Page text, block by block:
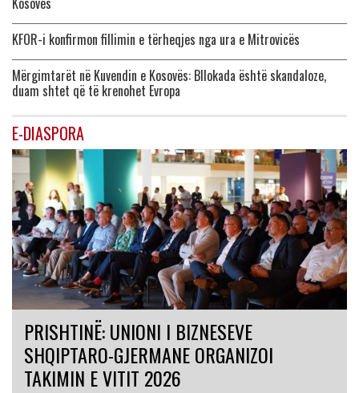
KFOR-i konfirmon fillimin e tërheqjes nga ura e Mitrovicës
Mërgimtarët në Kuvendin e Kosovës: Bllokada është skandaloze,
duam shtet që të krenohet Evropa
E-DIASPORA
PRISHTINË: UNIONI I BIZNESEVE
SHQIPTARO-GJERMANE ORGANIZOI
TAKIMIN E VITIT 2026